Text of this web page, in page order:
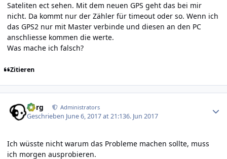
Sateliten ect sehen. Mit dem neuen GPS geht das bei mir
nicht. Da kommt nur der Zähler für timeout oder so. Wenn ich
das GPS2 nur mit Master verbinde und diesen an den PC
anschliesse kommen die werte.
Was mache ich falsch?
Zitieren
borg Administrators
Geschrieben June 6, 2017 at 21:136. Jun 2017
Ich wüsste nicht warum das Probleme machen sollte, muss
ich morgen ausprobieren.